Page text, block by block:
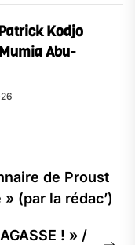
Kodjo
Abu-
de Proust
(par la rédac’)
! » /